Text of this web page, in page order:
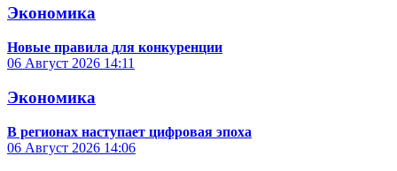
Экономика
Новые правила для конкуренции
06 Август 2026 14:11
Экономика
В регионах наступает цифровая эпоха
06 Август 2026 14:06